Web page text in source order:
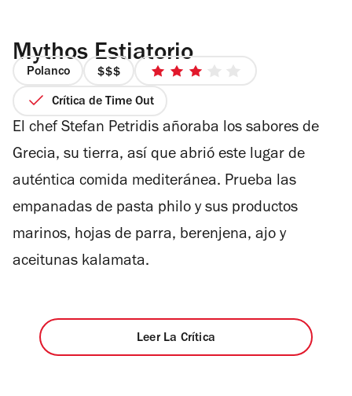
Mythos Estiatorio
Polanco
precio
3
3
Crítica de Time Out
El chef Stefan Petridis añoraba los sabores de
Grecia, su tierra, así que abrió este lugar de
auténtica comida mediteránea. Prueba las
empanadas de pasta philo y sus productos
marinos, hojas de parra, berenjena, ajo y
aceitunas kalamata.
Leer La Crítica